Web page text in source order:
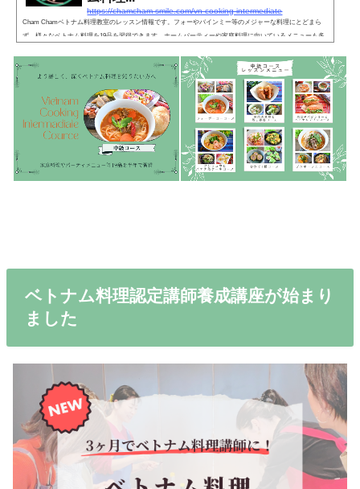
https://chamcham-smile.com/vn-cooking-intermediate
Cham Chamベトナム料理教室のレッスン情報です。フォーやバインミー等のメジャーな料理にとどまら
ず、様々なベトナム料理を19品を習得できます。ホームパーティーや家庭料理に向いているメニューも多
ベトナム料理認定講師養成講座が始まり
ました